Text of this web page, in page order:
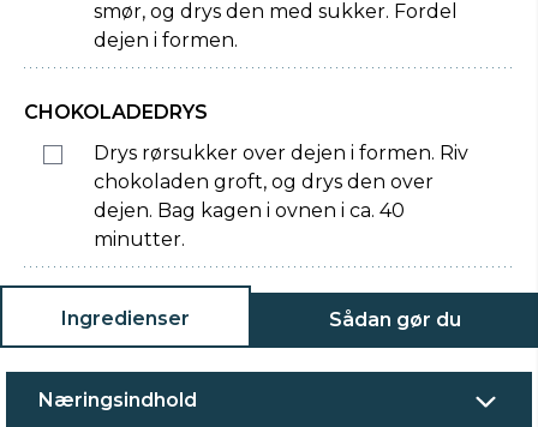
smør, og drys den med sukker. Fordel
dejen i formen.
CHOKOLADEDRYS
Drys rørsukker over dejen i formen. Riv
chokoladen groft, og drys den over
dejen. Bag kagen i ovnen i ca. 40
minutter.
Ingredienser Sådan gør du
Næringsindhold